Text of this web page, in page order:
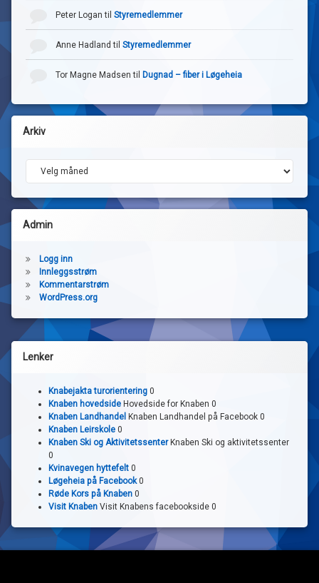
Peter Logan til Styremedlemmer
Anne Hadland til Styremedlemmer
Tor Magne Madsen til Dugnad – fiber i Løgeheia
Arkiv
Admin
Logg inn
Innleggsstrøm
Kommentarstrøm
WordPress.org
Lenker
Knabejakta turorientering 0
Knaben hovedside Hovedside for Knaben 0
Knaben Landhandel Knaben Landhandel på Facebook 0
Knaben Leirskole 0
Knaben Ski og AktivitetssenterKnaben Ski og aktivitetssenter
0
Kvinavegen hyttefelt 0
Løgeheia på Facebook0
Røde Kors på Knaben 0
Visit Knaben Visit Knabens facebookside 0